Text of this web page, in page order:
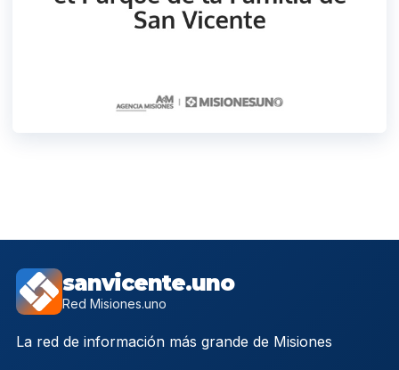
sanvicente.uno
Red Misiones.uno
La red de información más grande de Misiones